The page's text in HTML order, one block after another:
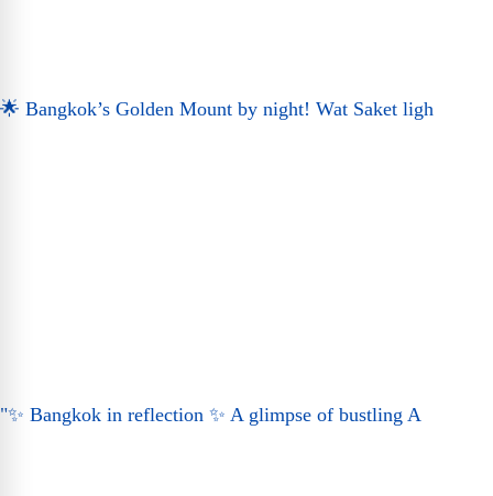
🌟 Bangkok’s Golden Mount by night! Wat Saket ligh
"✨ Bangkok in reflection ✨ A glimpse of bustling A